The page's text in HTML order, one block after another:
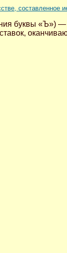
буквы «Ъ»)